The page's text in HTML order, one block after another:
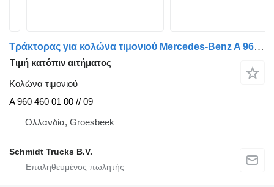
Τράκτορας για κολώνα τιμονιού Mercedes-Benz A 960 460 01 00 // A 960 460 09 00 ΚΕΛΥΦΟΣ ΤΙΜΟΝΙΟΥ BENZ 1845 MP5
Τιμή κατόπιν αιτήματος
Κολώνα τιμονιού
A 960 460 01 00 // 09
Ολλανδία, Groesbeek
Schmidt Trucks B.V.